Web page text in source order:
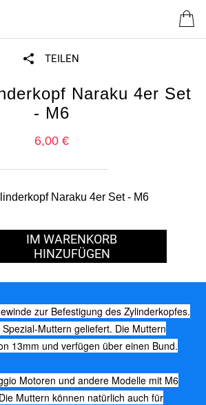
TEILEN
Naraku 4er Set
- M6
6,00 €
Naraku 4er Set - M6
IM WARENKORB
HINZUFÜGEN
zur Befestigung des Zylinderkopfes.
Muttern geliefert. Die Muttern
13mm und verfügen über einen Bund.
Motoren und andere Modelle mit M6
Muttern können natürlich auch für